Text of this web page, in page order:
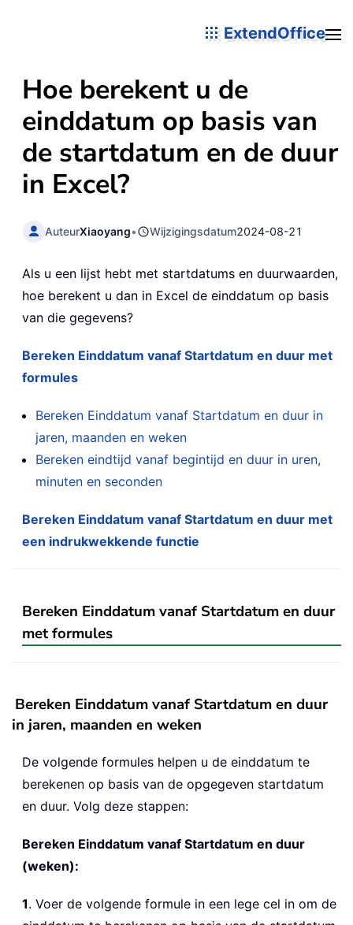
ExtendOffice
Hoe berekent u de
einddatum op basis van
de startdatum en de duur
in Excel?
AuteurXiaoyang• Wijzigingsdatum2024-08-21
Als u een lijst hebt met startdatums en duurwaarden,
hoe berekent u dan in Excel de einddatum op basis
van die gegevens?
Bereken Einddatum vanaf Startdatum en duur met
formules
Bereken Einddatum vanaf Startdatum en duur in
jaren, maanden en weken
Bereken eindtijd vanaf begintijd en duur in uren,
minuten en seconden
Bereken Einddatum vanaf Startdatum en duur met
een indrukwekkende functie
Bereken Einddatum vanaf Startdatum en duur
met formules
Bereken Einddatum vanaf Startdatum en duur
in jaren, maanden en weken
De volgende formules helpen u de einddatum te
berekenen op basis van de opgegeven startdatum
en duur. Volg deze stappen:
Bereken Einddatum vanaf Startdatum en duur
(weken):
1. Voer de volgende formule in een lege cel in om de